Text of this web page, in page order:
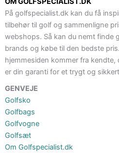
På golfspecialist.dk kan du få
tilbehør til golf og sammenligne
webshops. Så kan du nemt finde
brands og købe til den bedste
hjemmesiden kommer fra
er din garanti for et trygt og
GENVEJE
Golfsko
Golfbags
Golfvogne
Golfsæt
Om Golfspecialist.dk